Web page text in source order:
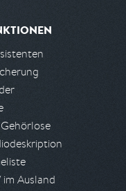
im Ausland